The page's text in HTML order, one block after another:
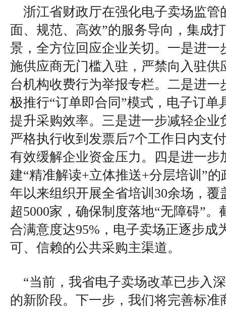
浙江省财政厅在强化电子卖场监管
面、规范、高效”的服务导向，集成
景，全方位回应企业关切。一是进一
施供应商无门槛入驻，严禁向入驻供
台机构收费行为举报专栏。二是进一
极推行“订单即合同”模式，电子订单
提升采购效率。三是进一步减轻企业
严格执行收到发票后7个工作日内支
有效缓解企业资金压力。四是进一步
建“精准解读+立体推送+分层培训”的
年以来组织开展全省培训30余场，覆
超5000家，确保制度落地“无障碍”
合满意度达95%，电子卖场正逐步成
可、信赖的公共采购主渠道。
“当前，我省电子卖场改革已步入
的新阶段。下一步，我们将完善标准